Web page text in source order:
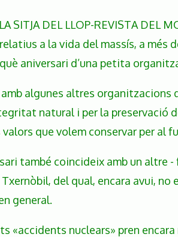
SITJA DEL LLOP-REVISTA
a la vida del massís, a més
aniversari d’una petita
algunes altres
natural i per la preservació
que volem conservar per al
també coincideix amb un altre
del qual, encara avui,
general.
«accidents nuclears» pren